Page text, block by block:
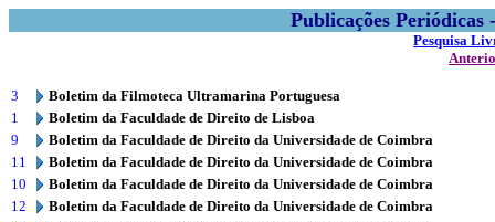
Publicações
Pesquisa
3
Boletim da Filmoteca Ultramarina Portuguesa
1
Boletim da Faculdade de Direito de Lisboa
9
Boletim da Faculdade de Direito da Universidade de Coimbra
11
Boletim da Faculdade de Direito da Universidade de Coimbra
10
Boletim da Faculdade de Direito da Universidade de Coimbra
12
Boletim da Faculdade de Direito da Universidade de Coimbra